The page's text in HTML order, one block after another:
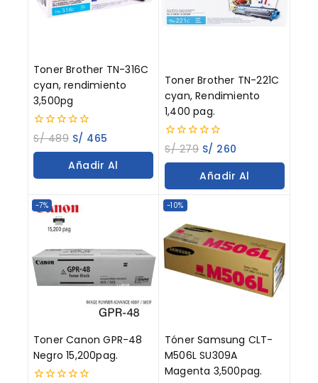
Toner Brother TN-316C
cyan, rendimiento
3,500pg
0
out
of
S/489 S/ 465
Añadir Al
Toner Brother TN-221C
cyan, Rendimiento
1,400 pag.
0
out
of
S/279 S/ 260
Añadir Al
-7%
Toner Canon GPR-48
Negro 15,200pag.
-10%
Tóner Samsung CLT-
M506L SU309A
Magenta 3,500pag.